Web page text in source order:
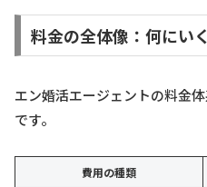
料金の全体像：何にい
エン婚活エージェントの料金
です。
費用の種類